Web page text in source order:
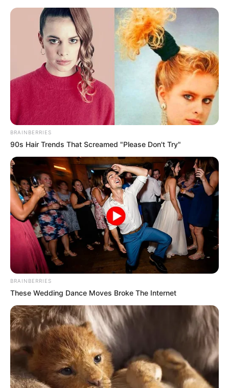
ΤΑΥΤΟΤΗΤΑ ΚΑΙ ΕΠΙΚΟΙΝΩΝΙΑ
BRAINBERRIES
90s Hair Trends That Screamed "Please Don't Try"
BRAINBERRIES
These Wedding Dance Moves Broke The Internet